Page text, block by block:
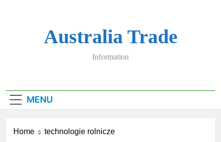
Australia Trade
Information
MENU
Home technologie rolnicze